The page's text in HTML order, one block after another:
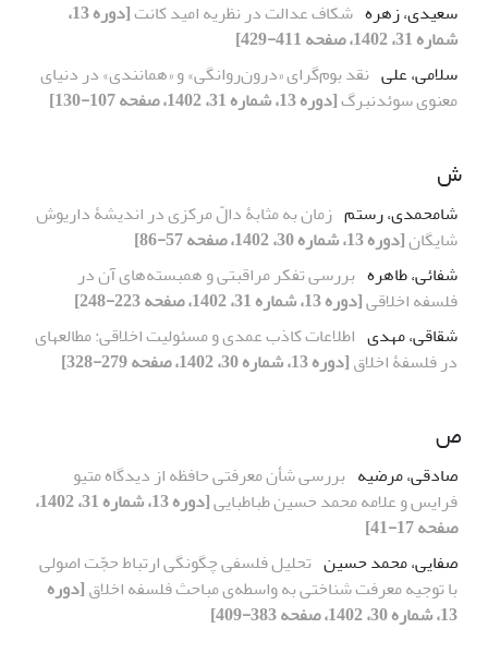
سعیدی، زهره شکاف عدالت در نظریه امید کانت
[دوره 13،
شماره 31، 1402، صفحه 411-429]
سلامی، علی نقد بوم‌گرای «درون‌‌روانگی» و «همانندی» در دنیای
معنوی سوئدنبرگ[دوره 13، شماره 31، 1402، صفحه 107-130]
ش
شامحمدی، رستم زمان به مثابۀ دالّ مرکزی در اندیشۀ داریوش
شایگان[دوره 13، شماره 30، 1402، صفحه 57-86]
شفائی، طاهره بررسی تفکر مراقبتی و همبسته‌های آن در
فلسفه اخلاقی[دوره 13، شماره 31، 1402، صفحه 223-248]
شقاقی، مهدی
اطلاعات کاذب عمدی و مسئولیت اخلاقی: مطالعه‎ای
در فلسفۀ اخلاق[دوره 13، شماره 30، 1402، صفحه 279-328]
ص
صادقی، مرضیه بررسی شأن معرفتی حافظه از دیدگاه متیو
فرایس و علامه محمد حسین طباطبایی
[دوره 13، شماره 31، 1402،
صفحه 17-41]
صفایی، محمد حسین تحلیل فلسفی چگونگی ارتباط حجّت اصولی
با توجیه معرفت شناختی به واسطه‌ی مباحث فلسفه اخلاق[دوره
13، شماره 30، 1402، صفحه 383-409]